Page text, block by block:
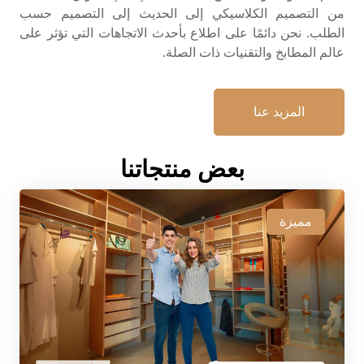
من التصميم الكلاسيكي إلى الحديث إلى التصميم حسب
الطلب. نحن دائمًا على اطلاع بأحدث الاتجاهات التي تؤثر على
عالم المطابخ والتقنيات ذات الصلة.
المزيد عنا
بعض منتجاتنا
مميزة